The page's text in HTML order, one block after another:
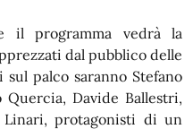
il programma vedrà la
dal pubblico delle
palco saranno Stefano
Davide Ballestri,
Linari, protagonisti di un